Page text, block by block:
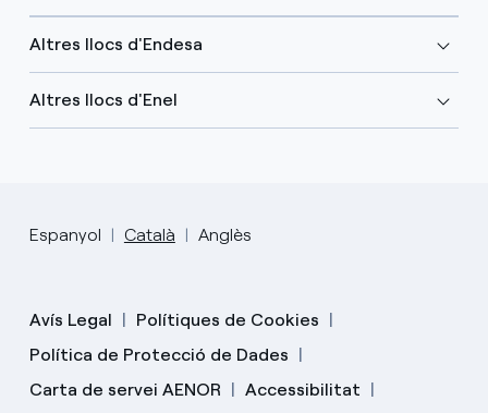
Altres llocs d'Endesa
Altres llocs d'Enel
Espanyol Català Anglès
Avís Legal
Polítiques de Cookies
Política de Protecció de Dades
Carta de servei AENOR
Accessibilitat